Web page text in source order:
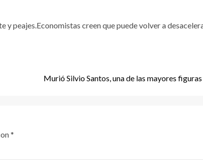
peajes.Economistas creen que puede volver a
Murió Silvio Santos, una de las mayores
*